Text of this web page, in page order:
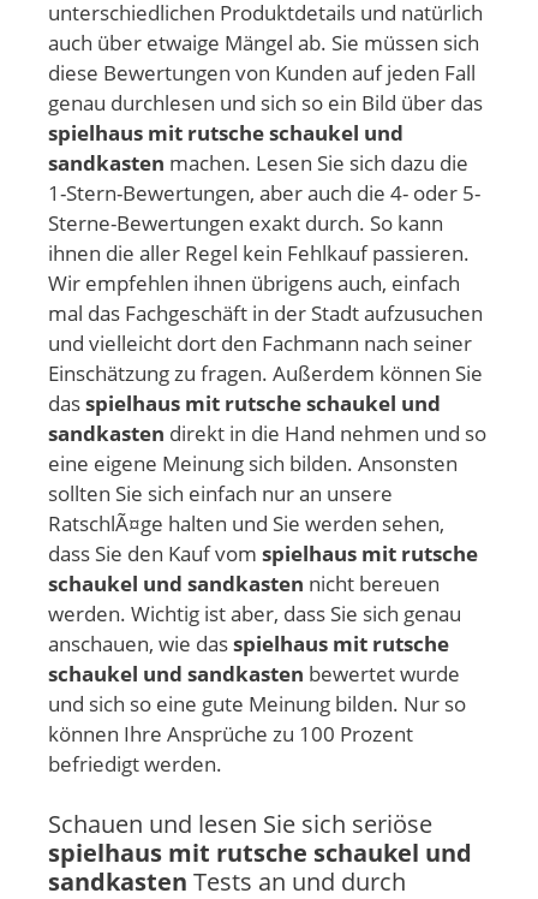
unterschiedlichen Produktdetails und natürlich
auch über etwaige Mängel ab. Sie müssen sich
diese Bewertungen von Kunden auf jeden Fall
genau durchlesen und sich so ein Bild über das
spielhaus mit rutsche schaukel und
sandkasten machen. Lesen Sie sich dazu die
1-Stern-Bewertungen, aber auch die 4- oder 5-
Sterne-Bewertungen exakt durch. So kann
ihnen die aller Regel kein Fehlkauf passieren.
Wir empfehlen ihnen übrigens auch, einfach
mal das Fachgeschäft in der Stadt aufzusuchen
und vielleicht dort den Fachmann nach seiner
Einschätzung zu fragen. Außerdem können Sie
dasspielhaus mit rutsche schaukel und
sandkasten direkt in die Hand nehmen und so
eine eigene Meinung sich bilden. Ansonsten
sollten Sie sich einfach nur an unsere
RatschlÃ¤ge halten und Sie werden sehen,
dass Sie den Kauf vom spielhaus mit rutsche
schaukel und sandkasten nicht bereuen
werden. Wichtig ist aber, dass Sie sich genau
anschauen, wie dasspielhaus mit rutsche
schaukel und sandkasten bewertet wurde
und sich so eine gute Meinung bilden. Nur so
können Ihre Ansprüche zu 100 Prozent
befriedigt werden.
Schauen und lesen Sie sich seriöse
spielhaus mit rutsche schaukel und
sandkasten Tests an und durch